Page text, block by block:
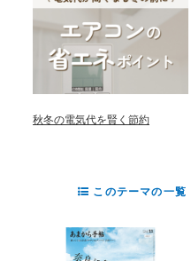
秋冬の電気代を賢く節約
このテーマの一覧